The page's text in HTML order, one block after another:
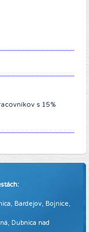
s 15%
Bardejov, Bojnice,
Dubnica nad